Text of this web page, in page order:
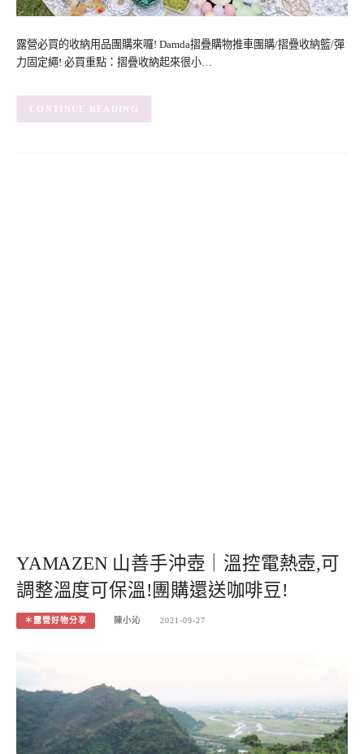
露營必買的收納用品團購來囉! Damda摺疊購物推車團購/摺疊收納籃/彈
力固定繩! 必買重點：摺疊收納起來很小…
CONTINUE READING
YAMAZEN 山善手沖壺｜溫控電熱壺,可
調整溫度可保溫!團購還送咖啡豆!
＊露營好物分享 陳小沁 2021-09-27